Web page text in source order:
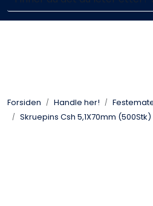
Skip to main content
Enkelt kjøp, hentes i
Forsiden Handle her!
Skruepins Csh 5,1X70mm (500Stk)
Taktekking